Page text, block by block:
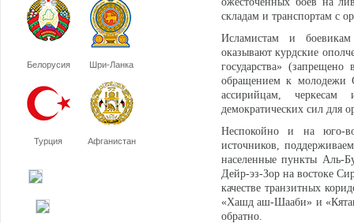
Белорусия Шри-Ланка
Турция Афганистан
складам и транспортам с
Исламистам и боевикам
оказывают курдские
государства»
обращением к молодежи
ассирийцам,
демократических сил для
Неспокойно и на юго-
источников,
населенные пункты Аль-
Дейр-эз-Зор на востоке
качестве транзитных
«Хашд аш-Шааби» и
обратно.